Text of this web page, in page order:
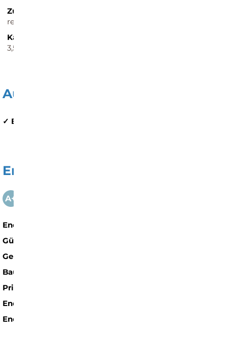
Zustand
renovierungsbedürftig
Käufer­provision
3,57 % inkl. MwSt.
Ausstattung / Merkmale
✓ Balkon
Energieausweis
A+
Energieausweistyp
Gültig bis
Gebäudeart
Baujahr
Primärenergieträger
Endenergie­bedarf
Energie­effizienz­klasse